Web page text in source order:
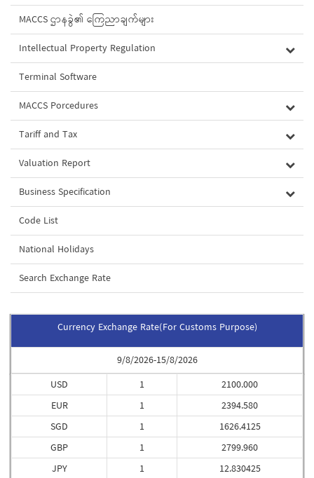
MACCS ဌာနခွဲ၏ ကြေညာချက်များ
Intellectual Property Regulation
Terminal Software
MACCS Porcedures
Tariff and Tax
Valuation Report
Business Specification
Code List
National Holidays
Search Exchange Rate
Currency Exchange Rate(For Customs Purpose)
9/8/2026-15/8/2026
USD
EUR
SGD
GBP
JPY
1
1
1
1
1
2100.000
2394.580
1626.4125
2799.960
12.830425